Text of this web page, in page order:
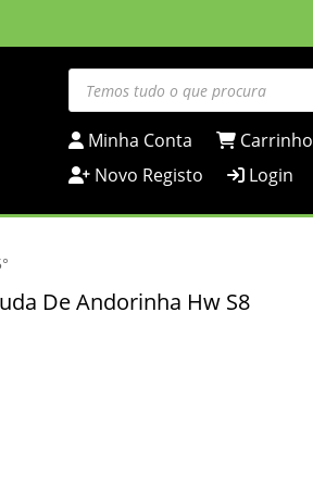
Products
search
Minha Conta
Carrinho
Novo Registo
Login
De Andorinha Hw S8